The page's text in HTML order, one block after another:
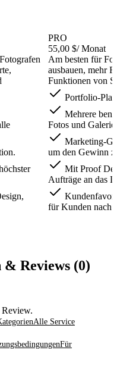
PRO
55,00 $/ Monat
Am besten für
ausbauen, mehr
Funktionen von
Portfolio-
Mehrere
Fotos und
Marketing-
um den Gewinn
Mit Proof
Aufträge an das
für Kunden nach
& Reviews (0)
Review.
Alle Service
Für